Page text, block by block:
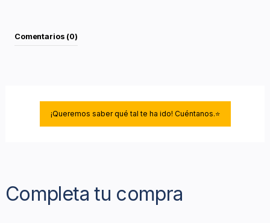
Comentarios (0)
¡Queremos saber qué tal te ha ido! Cuéntanos.⭐
Completa tu compra